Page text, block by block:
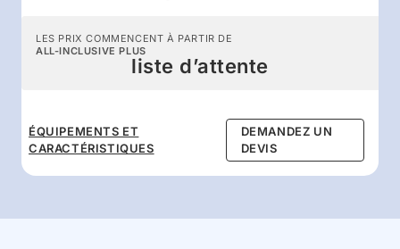
LES PRIX COMMENCENT À PARTIR DE
ALL-INCLUSIVE PLUS
liste d’attente
ÉQUIPEMENTS ET
CARACTÉRISTIQUES
DEMANDEZ UN
DEVIS